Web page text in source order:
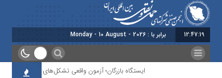
12:47:20 برابر با : Monday - 10 August - 2026
ایستگاه بازرگان؛ آزمون واقعی تشکل‌‌های حمل‌ونقل دو کشور